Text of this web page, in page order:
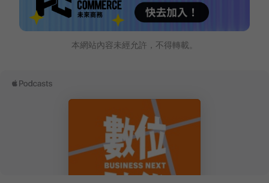
本網站內容未經允許，不得轉載。